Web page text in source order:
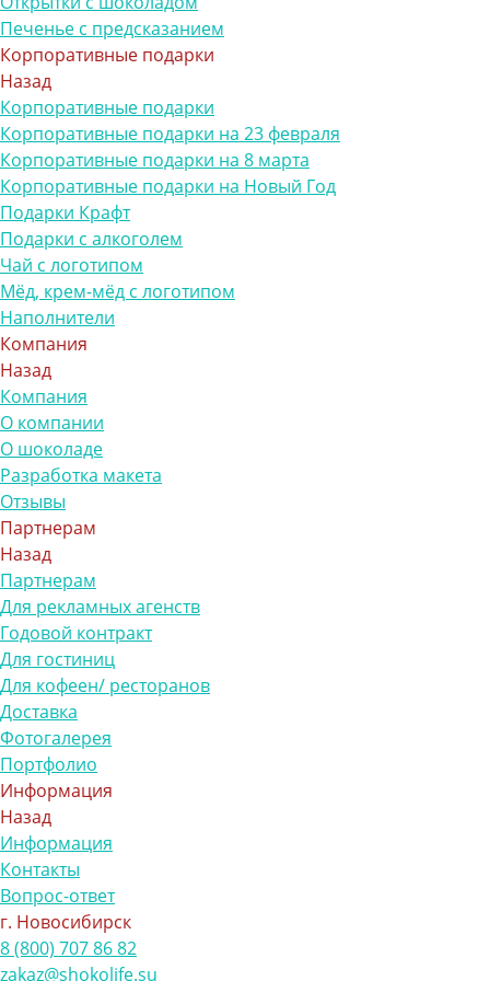
Печенье с предсказанием
Корпоративные подарки
Назад
Корпоративные подарки
Корпоративные подарки на 23 февраля
Корпоративные подарки на 8 марта
Корпоративные подарки на Новый Год
Подарки Крафт
Подарки с алкоголем
Чай с логотипом
Мёд, крем-мёд с логотипом
Наполнители
Компания
Назад
Компания
О компании
О шоколаде
Разработка макета
Отзывы
Партнерам
Назад
Партнерам
Для рекламных агенств
Годовой контракт
Для гостиниц
Для кофеен/ ресторанов
Доставка
Фотогалерея
Портфолио
Информация
Назад
Информация
Контакты
Вопрос-ответ
г. Новосибирск
8 (800) 707 86 82
zakaz@shokolife.su